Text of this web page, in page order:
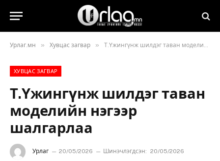
Урлаг.мн » Хувцас загвар » Т.Үжингүнж шилдэг таван моделийн нэгээр шалгарлаа
ХУВЦАС ЗАГВАР
Т.Үжингүнж шилдэг таван
моделийн нэгээр
шалгарлаа
Урлаг 20/05/2026 Шинэчлэгдсэн: 20/05/2026